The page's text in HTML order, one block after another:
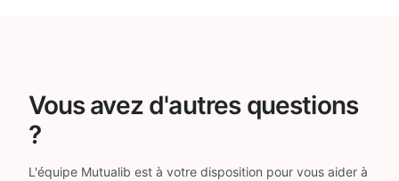
Vous avez d'autres questions
?
L'équipe Mutualib est à votre disposition pour vous aider à